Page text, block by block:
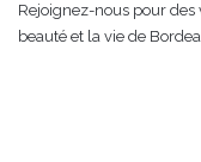
Rejoignez-nous pour
beauté et la vie de